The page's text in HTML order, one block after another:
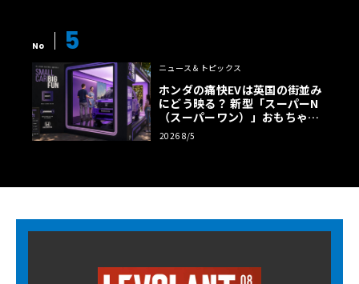
No 5
ニュース＆トピックス
ホンダの痛快EVは英国の街並み
にどう映る？ 新型「スーパーN
（スーパーワン）」おもちゃ箱
ツアーの全貌
2026 8/5